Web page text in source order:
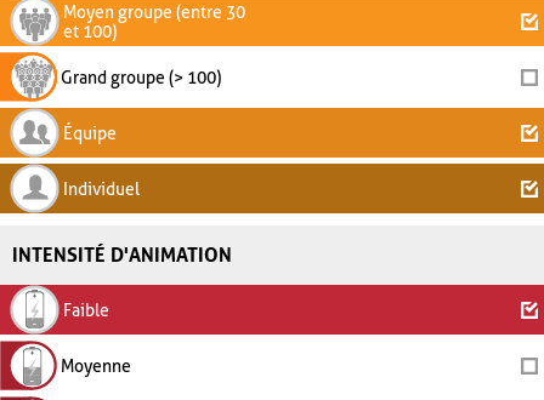
Moyen groupe (entre 30
et 100)
Grand groupe (> 100)
Équipe
Individuel
INTENSITÉ D'ANIMATION
Faible
Moyenne